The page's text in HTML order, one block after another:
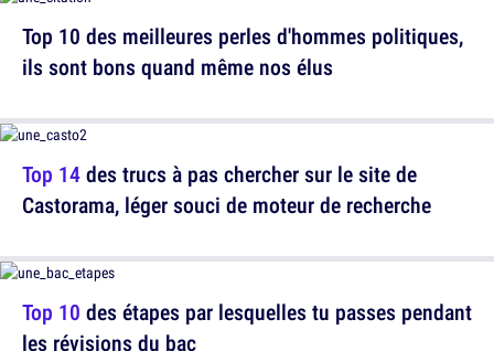
Top 10 des meilleures perles d'hommes politiques,
ils sont bons quand même nos élus
Top 10 des étapes par lesquelles tu passes pendant
les révisions du bac
Top 14des trucs à pas chercher sur le site de
Castorama, léger souci de moteur de recherche